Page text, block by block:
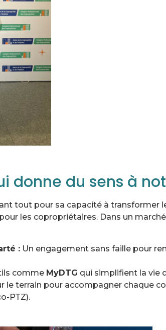
donne du sens à
tout pour sa capacité à transformer
les copropriétaires. Dans un
: Un engagement sans faille pour
comme MyDTG qui simplifient la vie
le terrain pour accompagner chaque
PTZ).